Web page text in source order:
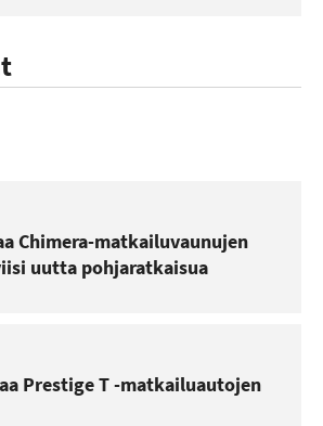
Chimera-matkailuvaunujen
uutta pohjaratkaisua
Prestige T -matkailuautojen